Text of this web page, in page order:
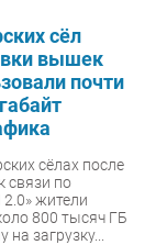
сёл
вышек
почти
сёлах после
связи по
жители
800 тысяч ГБ
загрузку...